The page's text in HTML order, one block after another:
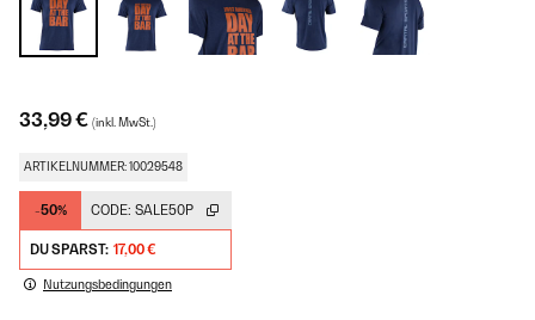
33,99 € (inkl. MwSt.)
ARTIKELNUMMER: 10029548
-50% CODE: SALE50P
DU SPARST: 17,00 €
Nutzungsbedingungen